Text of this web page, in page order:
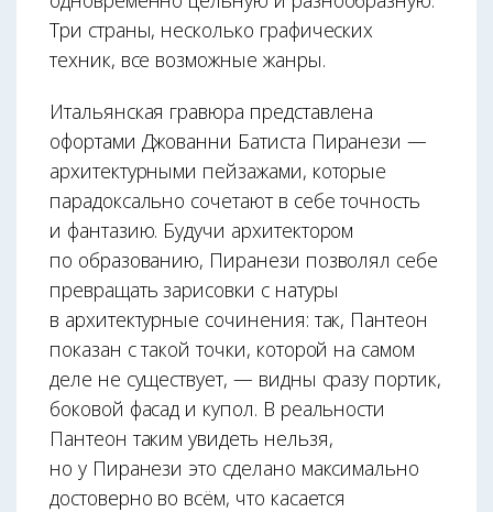
Три страны, несколько графических
техник, все возможные жанры.
Итальянская гравюра представлена
офортами Джованни Батиста Пиранези —
архитектурными пейзажами, которые
парадоксально сочетают в себе точность
и фантазию. Будучи архитектором
по образованию, Пиранези позволял себе
превращать зарисовки с натуры
в архитектурные сочинения: так, Пантеон
показан с такой точки, которой на самом
деле не существует, — видны сразу портик,
боковой фасад и купол. В реальности
Пантеон таким увидеть нельзя,
но у Пиранези это сделано максимально
достоверно во всём, что касается